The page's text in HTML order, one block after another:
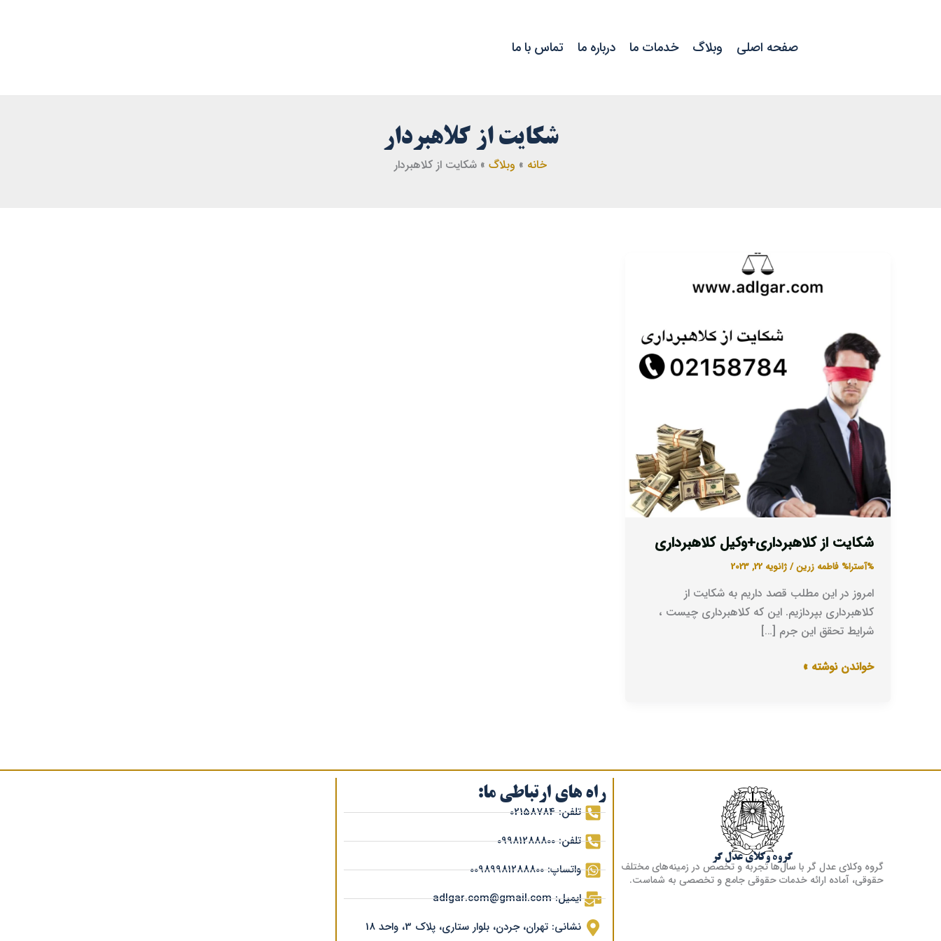
صفحه اصلی وبلاگ خدمات ما درباره ما تماس با ما
شکایت از کلاهبردار
خانه وبلاگ شکایت از کلاهبردار
شکایت از کلاهبرداری+وکیل کلاهبرداری
%آسترا% فاطمه زرین/ژانویه 22, 2023
امروز در این مطلب قصد داریم به شکایت از
کلاهبرداری بپردازیم. این که کلاهبرداری چیست ،
شرایط تحقق این جرم […]
کلاهبرداری+وکیل
خواندن نوشته »
گروه وکلای عدل گر
گروه وکلای عدل گر با سال‌ها تجربه و تخصص در زمینه‌های مختلف
حقوقی، آماده ارائه خدمات حقوقی جامع و تخصصی به شماست.
راه های ارتباطی ما:
تلفن: 02158784
تلفن: 09981288800
واتساپ: 00989981288800
ایمیل: adlgar.com@gmail.com
نشانی: تهران، جردن، بلوار ستاری، پلاک 3، واحد 18